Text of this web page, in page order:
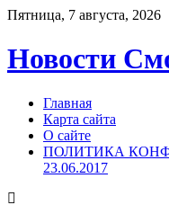
Пятница, 7 августа, 2026
Новости
Главная
Карта сайта
О сайте
ПОЛИТИКА
23.06.2017